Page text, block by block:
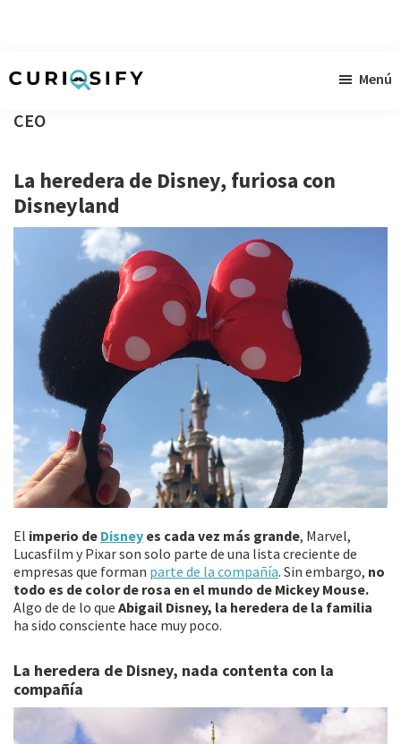
contenido
lateral
primaria
pie
página
raudales
Menú
CEO
La heredera de Disney, furiosa con
Disneyland
El imperio de Disney es cada vez más grande, Marvel,
Lucasfilm y Pixar son solo parte de una lista creciente de
empresas que forman parte de la compañía. Sin embargo, no
todo es de color de rosa en el mundo de Mickey Mouse.
Algo de de lo que Abigail Disney, la heredera de la familia
ha sido consciente hace muy poco.
La heredera de Disney, nada contenta con la
compañía